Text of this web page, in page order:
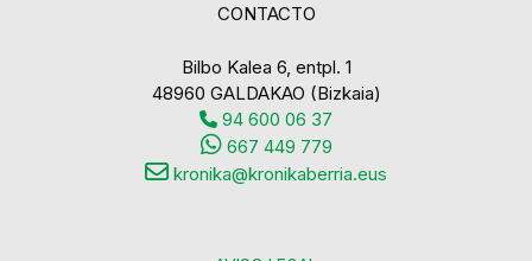
CONTACTO
Bilbo Kalea 6, entpl. 1
48960 GALDAKAO (Bizkaia)
94 600 06 37
667 449 779
kronika@kronikaberria.eus